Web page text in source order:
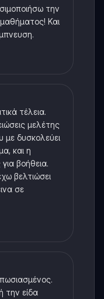
την
Και
τέλεια.
μελέτης
με δυσκολεύει
και η
βοήθεια.
βελτιώσει
σε
την είδα